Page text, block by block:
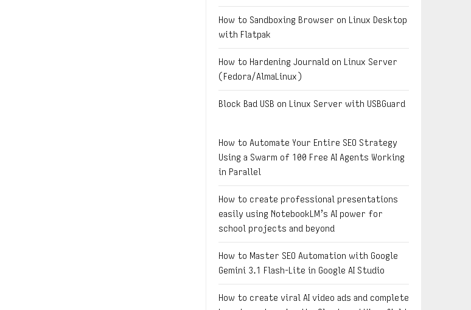
How to Sandboxing Browser on Linux Desktop
with Flatpak
How to Hardening Journald on Linux Server
(Fedora/AlmaLinux)
Block Bad USB on Linux Server with USBGuard
How to Automate Your Entire SEO Strategy
Using a Swarm of 100 Free AI Agents Working
in Parallel
How to create professional presentations
easily using NotebookLM’s AI power for
school projects and beyond
How to Master SEO Automation with Google
Gemini 3.1 Flash-Lite in Google AI Studio
How to create viral AI video ads and complete